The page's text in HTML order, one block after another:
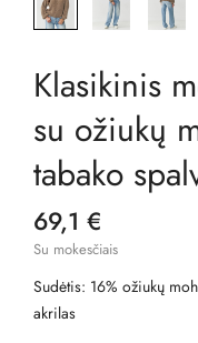
Klasikinis
su ožiukų
tabako
69,1 €
Su mokesčiais
Sudėtis: 16% ožiukų
akrilas